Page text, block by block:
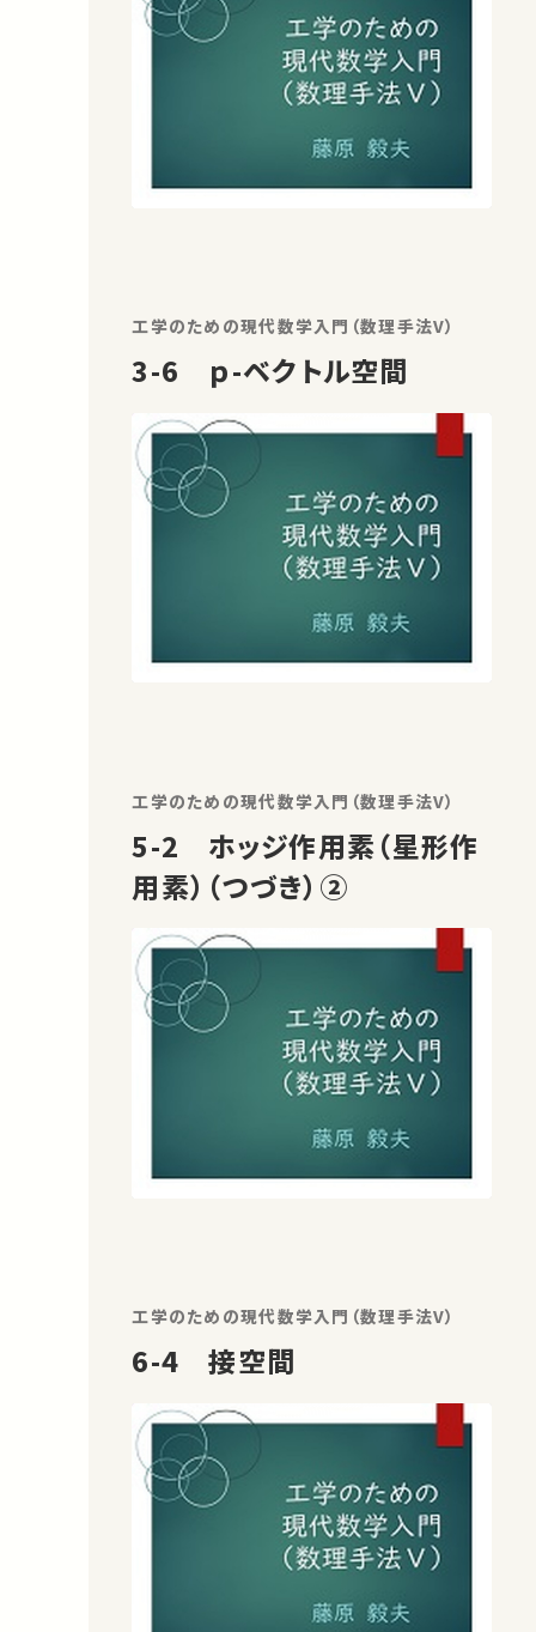
工学のための現代数学入門（数理手法V）
3-6 ｐ-ベクトル空間
工学のための現代数学入門（数理手法V）
5-2 ホッジ作用素（星形作
用素）（つづき）②
工学のための現代数学入門（数理手法V）
6-4 接空間